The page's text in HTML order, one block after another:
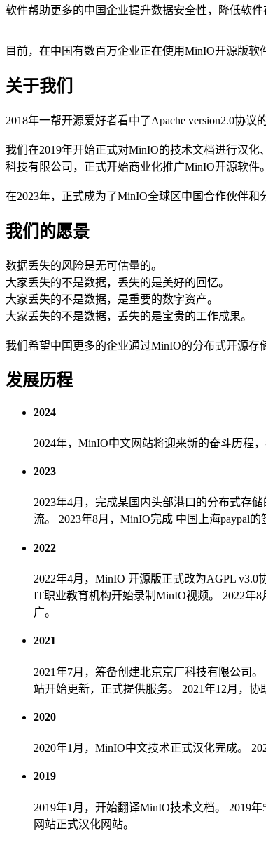
软件帮助更多的中国企业提升数据安全性，降低软件
目前，在中国有数百万企业正在使用MinIO开源版软
关于我们
2018年一帮开源爱好者看中了Apache version2.0协
我们在2019年开始正式对MinIO的技术文档进行汉
科技有限公司，正式开始商业化推广MinIO开源软件。
在2023年，正式成为了MinIO全球区中国合作伙伴和
我们的愿景
数据丢失的风险是无可估量的。
大家丢失的不是数据，丢失的是美好的回忆。
大家丢失的不是数据，是重要的数字资产。
大家丢失的不是数据，丢失的是宝贵的工作成果。
我们希望中国更多的企业通过MinIO的分布式开源存
发展历程
2024
2024年，MinIO中文网站将迎来新的奋斗历程
2023
2023年4月，完成某国内头部港口的分布式存储
流。
2023年8月，MinIO完成 中国上海paypal的
2022
2022年4月，MinIO 开源版正式改为AGPL v3.0
IT职业教育机构开始录制MinIO视频。
2022年
广。
2021
2021年7月，筹备创建北京京厂科技有限公司。
站开始更新，正式提供服务。
2021年12月，
2020
2020年1月，MinIO中文技术正式汉化完成。
2019
2019年1月，开始翻译MinIO技术文档。 2019
网站正式汉化网站。